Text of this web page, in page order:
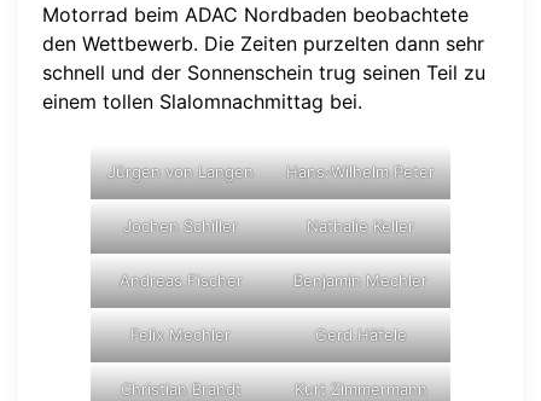
Motorrad beim ADAC Nordbaden beobachtete
den Wettbewerb. Die Zeiten purzelten dann sehr
schnell und der Sonnenschein trug seinen Teil zu
einem tollen Slalomnachmittag bei.
Jürgen von Langen Hans-Wilhelm Peter
Jochen Schiller Nathalie Keller
Andreas Fischer Benjamin Mechler
Felix Mechler Gerd Häfele
Christian Brandt Kurt Zimmermann